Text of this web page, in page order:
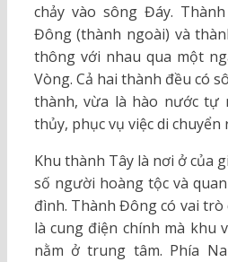
chảy vào sông Đáy.
Đông (thành ngoài) và
thông với nhau qua một
Vòng. Cả hai thành đều có
thành, vừa là hào nước tự
thủy, phục vụ việc di chuyển
Khu thành Tây là nơi ở của
số người hoàng tộc và
đình. Thành Đông có vai
là cung điện chính mà khu
nằm ở trung tâm. Phía